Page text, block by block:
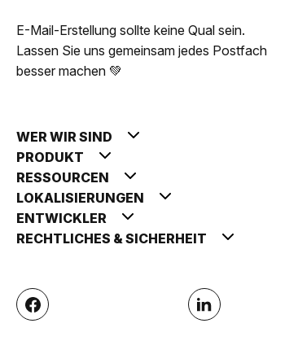
E-Mail-Erstellung sollte keine Qual sein.
Lassen Sie uns gemeinsam jedes Postfach
besser machen 💚
WER WIR SIND
PRODUKT
RESSOURCEN
LOKALISIERUNGEN
ENTWICKLER
RECHTLICHES & SICHERHEIT